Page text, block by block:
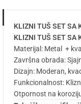
KLIZNI TUŠ SET SA
KLIZNI TUŠ SET
Materijal: Metal +
Završna obrada:
Dizajn: Moderan,
Funkcionalnost:
Otpornost na